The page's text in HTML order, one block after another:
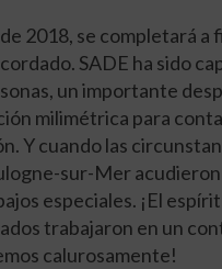
2018, se completará
SADE ha sido
un importante
milimétrica para
Y cuando las
sur-Mer
especiales. ¡El
trabajaron en un
calurosamente!